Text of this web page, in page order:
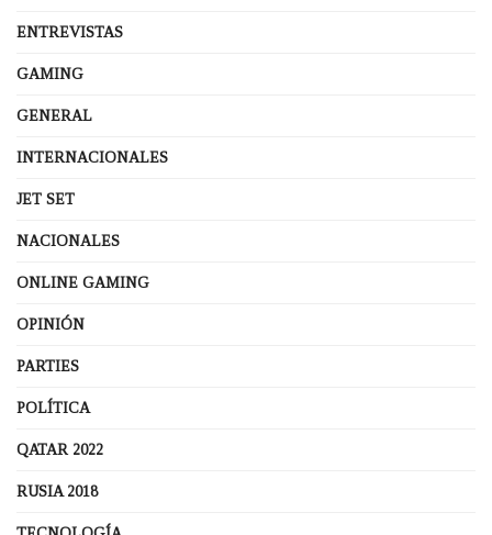
ENTREVISTAS
GAMING
GENERAL
INTERNACIONALES
JET SET
NACIONALES
ONLINE GAMING
OPINIÓN
PARTIES
POLÍTICA
QATAR 2022
RUSIA 2018